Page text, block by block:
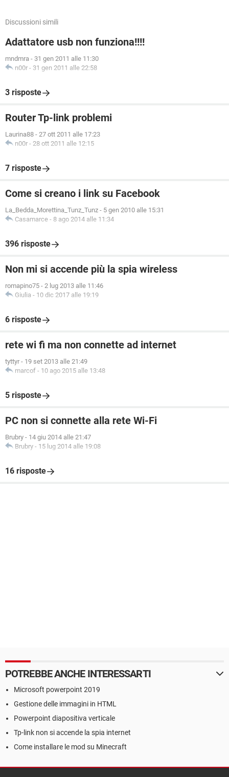
Discussioni simili
Adattatore usb non funziona!!!!
mndmra - 31 gen 2011 alle 11:30
n00r - 31 gen 2011 alle 22:58
3 risposte
Router Tp-link problemi
Laurina88 - 27 ott 2011 alle 17:23
n00r - 28 ott 2011 alle 12:15
7 risposte
Come si creano i link su Facebook
La_Bedda_Morettina_Tunz_Tunz - 5 gen 2010 alle 15:31
Casamarce - 8 ago 2014 alle 11:34
396 risposte
Non mi si accende più la spia wireless
romapino75 - 2 lug 2013 alle 11:46
Giulia - 10 dic 2017 alle 19:19
6 risposte
rete wi fi ma non connette ad internet
tyttyr - 19 set 2013 alle 21:49
marcof - 10 ago 2015 alle 13:48
5 risposte
PC non si connette alla rete Wi-Fi
Brubry - 14 giu 2014 alle 21:47
Brubry - 15 lug 2014 alle 19:08
16 risposte
POTREBBE ANCHE INTERESSARTI
Microsoft powerpoint 2019
Gestione delle immagini in HTML
Powerpoint diapositiva verticale
Tp-link non si accende la spia internet
Come installare le mod su Minecraft